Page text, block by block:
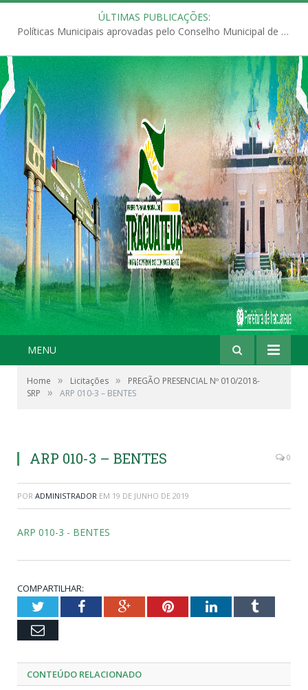
ÚLTIMAS PUBLICAÇÕES:
Políticas Municipais aprovadas pelo Conselho Municipal de Educação (CME)
MENU
Home » Licitações »
PREGÃO PRESENCIAL Nº 010/2018-
SRP
» ARP 010-3 – BENTES
ARP 010-3 – BENTES 0
POR ADMINISTRADOR EM 19 DE JUNHO DE 2019
ARP 010-3 - BENTES
COMPARTILHAR:
TwitterFacebookGoogle+PinterestLinkedInTumblr
Email
CONTEÚDO RELACIONADO